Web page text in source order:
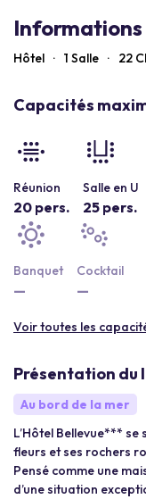
Hôtel · 1 Salle · 22
Capacités
Réunion
20 pers.
Salle en U
25 pers.
Banquet
—
Cocktail
—
Voir toutes les
Présentation du
Au bord de la mer
L’Hôtel Bellevue*** se
fleurs et ses rochers
Pensé comme une
d’une situation